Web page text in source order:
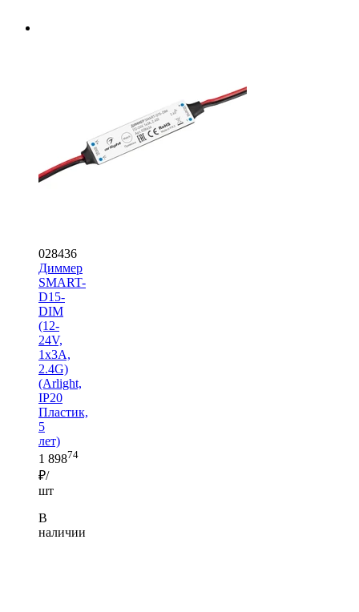
028436
Диммер
SMART-
D15-
DIM
(12-
24V,
1x3A,
2.4G)
(Arlight,
IP20
Пластик,
5
лет)
1 89874
₽/
шт
В
наличии